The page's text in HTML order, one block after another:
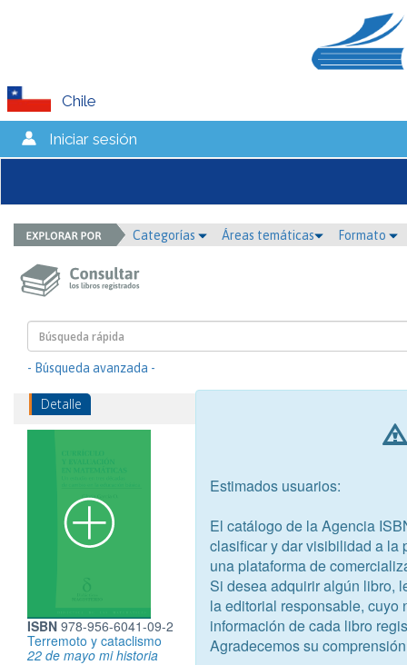
Chile
Iniciar sesión
Categorías Áreas temáticas Formato
- Búsqueda avanzada -
Detalle
ISBN 978-956-6041-09-2
Terremoto y cataclismo
22 de mayo mi historia
Estimados usuarios:
El catálogo de la Agencia
clasificar y dar visibilidad a la
una plataforma de
Si desea adquirir algún libro,
la editorial responsable, cuyo
información de cada libro
Agradecemos su